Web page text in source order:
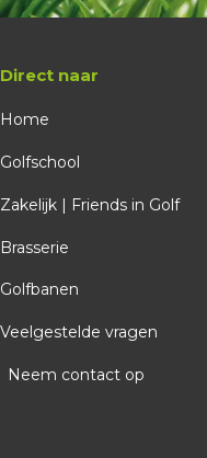
Direct naar
Home
Golfschool
Zakelijk | Friends in Golf
Brasserie
Golfbanen
Veelgestelde vragen
Neem contact op